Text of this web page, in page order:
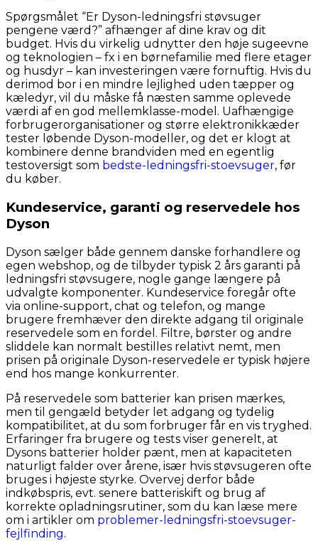
Spørgsmålet “Er Dyson-ledningsfri støvsuger
pengene værd?” afhænger af dine krav og dit
budget. Hvis du virkelig udnytter den høje sugeevne
og teknologien – fx i en børnefamilie med flere etager
og husdyr – kan investeringen være fornuftig. Hvis du
derimod bor i en mindre lejlighed uden tæpper og
kæledyr, vil du måske få næsten samme oplevede
værdi af en god mellemklasse-model. Uafhængige
forbrugerorganisationer og større elektronikkæder
tester løbende Dyson-modeller, og det er klogt at
kombinere denne brandviden med en egentlig
testoversigt som bedste-ledningsfri-stoevsuger, før
du køber.
Kundeservice, garanti og reservedele hos
Dyson
Dyson sælger både gennem danske forhandlere og
egen webshop, og de tilbyder typisk 2 års garanti på
ledningsfri støvsugere, nogle gange længere på
udvalgte komponenter. Kundeservice foregår ofte
via online-support, chat og telefon, og mange
brugere fremhæver den direkte adgang til originale
reservedele som en fordel. Filtre, børster og andre
sliddele kan normalt bestilles relativt nemt, men
prisen på originale Dyson-reservedele er typisk højere
end hos mange konkurrenter.
På reservedele som batterier kan prisen mærkes,
men til gengæld betyder let adgang og tydelig
kompatibilitet, at du som forbruger får en vis tryghed.
Erfaringer fra brugere og tests viser generelt, at
Dysons batterier holder pænt, men at kapaciteten
naturligt falder over årene, især hvis støvsugeren ofte
bruges i højeste styrke. Overvej derfor både
indkøbspris, evt. senere batteriskift og brug af
korrekte opladningsrutiner, som du kan læse mere
om i artikler om problemer-ledningsfri-stoevsuger-
fejlfinding.